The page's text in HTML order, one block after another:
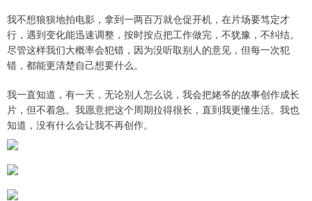
我不想狼狈地拍电影，拿到一两百万就仓促开机，在片场要笃定才
行，遇到变化能迅速调整，按时按点把工作做完，不犹豫，不纠结。
尽管这样我们大概率会犯错，因为没听取别人的意见，但每一次犯
错，都能更清楚自己想要什么。
我一直知道，有一天，无论别人怎么说，我会把姥爷的故事创作成长
片，但不着急。我愿意把这个周期拉得很长，直到我更懂生活。我也
知道，没有什么会让我不再创作。